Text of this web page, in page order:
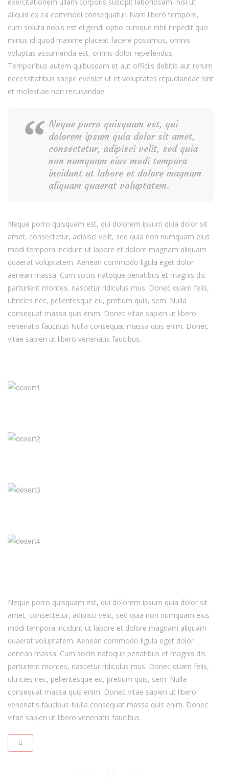
aliquid ex ea commodi consequatur. Nam libero tempore,
cum soluta nobis est eligendi optio cumque nihil impedit quo
minus id quod maxime placeat facere possimus, omnis
voluptas assumenda est, omnis dolor repellendus.
Temporibus autem quibusdam et aut officiis debitis aut rerum
necessitatibus saepe eveniet ut et voluptates repudiandae sint
et molestiae non recusandae.
Neque porro quisquam est, qui
dolorem ipsum quia dolor sit amet,
consectetur, adipisci velit, sed quia
non numquam eius modi tempora
incidunt ut labore et dolore magnam
aliquam quaerat voluptatem.
Neque porro quisquam est, qui dolorem ipsum quia dolor sit
amet, consectetur, adipisci velit, sed quia non numquam eius
modi tempora incidunt ut labore et dolore magnam aliquam
quaerat voluptatem. Aenean commodo ligula eget dolor
aenean massa. Cum sociis natoque penatibus et magnis dis
parturient montes, nascetur ridiculus mus. Donec quam felis,
ultricies nec, pellentesque eu, pretium quis, sem. Nulla
consequat massa quis enim. Donec vitae sapien ut libero
venenatis faucibus Nulla consequat massa quis enim. Donec
vitae sapien ut libero venenatis faucibus.
Neque porro quisquam est, qui dolorem ipsum quia dolor sit
amet, consectetur, adipisci velit, sed quia non numquam eius
modi tempora incidunt ut labore et dolore magnam aliquam
quaerat voluptatem. Aenean commodo ligula eget dolor
aenean massa. Cum sociis natoque penatibus et magnis dis
parturient montes, nascetur ridiculus mus. Donec quam felis,
ultricies nec, pellentesque eu, pretium quis, sem. Nulla
consequat massa quis enim. Donec vitae sapien ut libero
venenatis faucibus Nulla consequat massa quis enim. Donec
vitae sapien ut libero venenatis faucibus